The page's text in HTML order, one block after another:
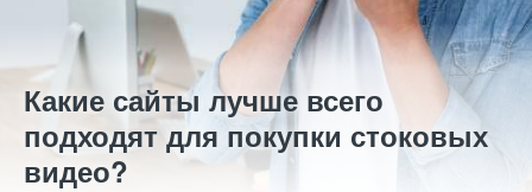
Какие сайты лучше всего
подходят для покупки стоковых
видео?